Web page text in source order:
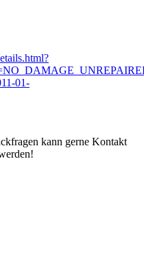
01-
kann gerne Kontakt